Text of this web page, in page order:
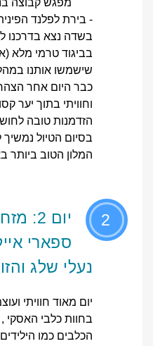
מפגש קבוצה
- בירת לפלנד
בשדה נצא בדרכנו
בביגוד טרמי מלא
שישמשו אותנו
כבר היום אחר
וחוויתי בתוך יער
הזדמנות טובה
המלון הטוב ביותר
2
יום
ספארי
נעלי שלג
יום מאוד חוויתי
בחוות כלבי
הכלבים כמו